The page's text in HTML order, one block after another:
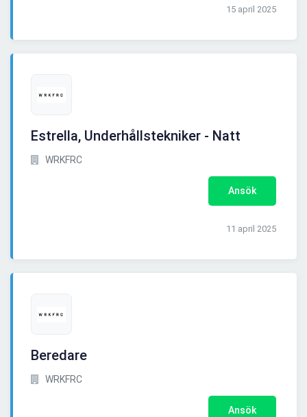
15 april 2025
Estrella, Underhållstekniker - Natt
WRKFRC
Ansök
11 april 2025
Beredare
WRKFRC
Ansök